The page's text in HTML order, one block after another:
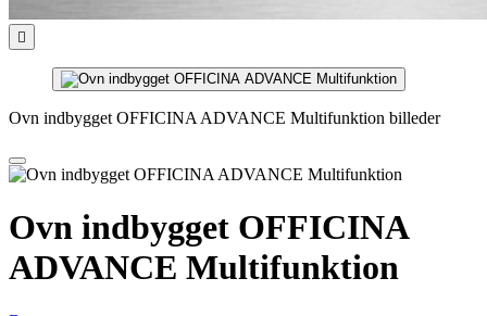

Ovn indbygget OFFICINA ADVANCE Multifunktion billeder
Ovn indbygget OFFICINA
ADVANCE Multifunktion